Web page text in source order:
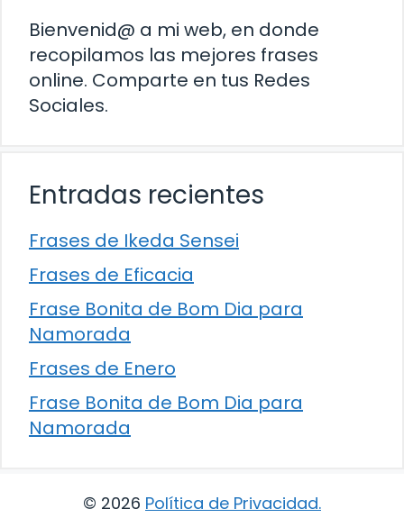
Bienvenid@ a mi web, en donde
recopilamos las mejores frases
online. Comparte en tus Redes
Sociales.
Entradas recientes
Frases de Ikeda Sensei
Frases de Eficacia
Frase Bonita de Bom Dia para
Namorada
Frases de Enero
Frase Bonita de Bom Dia para
Namorada
© 2026 Política de Privacidad.